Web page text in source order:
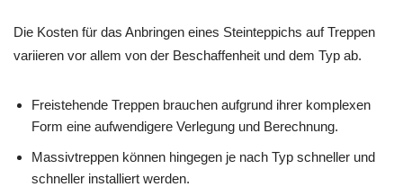
Die Kosten für das Anbringen eines Steinteppichs auf Treppen
variieren vor allem von der Beschaffenheit und dem Typ ab.
Freistehende Treppen brauchen aufgrund ihrer komplexen
Form eine aufwendigere Verlegung und Berechnung.
Massivtreppen können hingegen je nach Typ schneller und
schneller installiert werden.